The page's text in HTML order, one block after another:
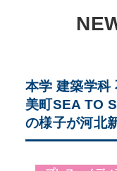
本学 建築学科
美町SEA TO
の様子が河北